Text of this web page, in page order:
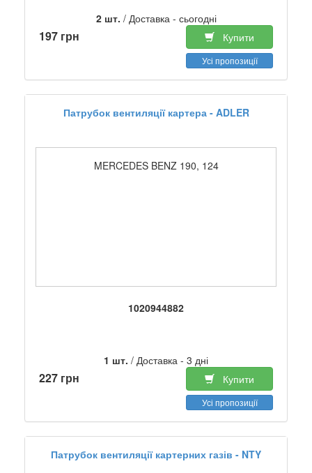
2 шт. / Доставка - сьогодні
197 грн Купити
Усі пропозиції
Патрубок вентиляції картера - ADLER
MERCEDES BENZ 190, 124
1020944882
1 шт. / Доставка - 3 дні
227 грн Купити
Усі пропозиції
Патрубок вентиляції картерних газів - NTY